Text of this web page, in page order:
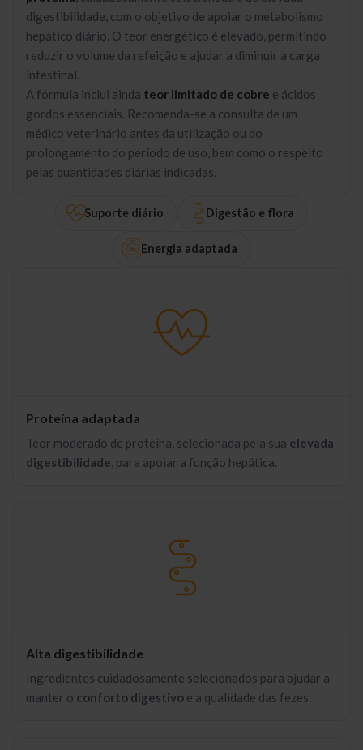
digestibilidade, com o objetivo de apoiar o metabolismo
hepático diário. O teor energético é elevado, permitindo
reduzir o volume da refeição e ajudar a diminuir a carga
intestinal.
A fórmula inclui ainda teor limitado de cobre e ácidos
gordos essenciais. Recomenda-se a consulta de um
médico veterinário antes da utilização ou do
prolongamento do período de uso, bem como o respeito
pelas quantidades diárias indicadas.
Suporte diário Digestão e flora
Energia adaptada
Proteína adaptada
Teor moderado de proteína, selecionada pela sua elevada
digestibilidade , para apoiar a função hepática.
Alta digestibilidade
Ingredientes cuidadosamente selecionados para ajudar a
manter o conforto digestivo e a qualidade das fezes.